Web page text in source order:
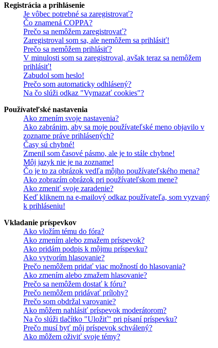
Registrácia a prihlásenie
Je vôbec potrebné sa zaregistrovať?
Čo znamená COPPA?
Prečo sa nemôžem zaregistrovať?
Zaregistroval som sa, ale nemôžem sa prihlásiť!
Prečo sa nemôžem prihlásiť?
V minulosti som sa zaregistroval, avšak teraz sa nemôžem
prihlásiť!
Zabudol som heslo!
Prečo som automaticky odhlásený?
Na čo slúži odkaz "Vymazať cookies"?
Používateľské nastavenia
Ako zmením svoje nastavenia?
Ako zabránim, aby sa moje používateľské meno objavilo v
zozname práve prihlásených?
Časy sú chybné!
Zmenil som časové pásmo, ale je to stále chybne!
Môj jazyk nie je na zozname!
Čo je to za obrázok vedľa môjho používateľského mena?
Ako zobrazím obrázok pri používateľskom mene?
Ako zmeniť svoje zaradenie?
Keď kliknem na e-mailový odkaz používateľa, som vyzvaný
k prihláseniu!
Vkladanie príspevkov
Ako vložím tému do fóra?
Ako zmením alebo zmažem príspevok?
Ako pridám podpis k môjmu príspevku?
Ako vytvorím hlasovanie?
Prečo nemôžem pridať viac možností do hlasovania?
Ako zmením alebo zmažem hlasovanie?
Prečo sa nemôžem dostať k fóru?
Prečo nemôžem pridávať prílohy?
Prečo som obdržal varovanie?
Ako môžem nahlásiť príspevok moderátorom?
Na čo slúži tlačítko "Uložiť" pri písaní príspevku?
Prečo musí byť môj príspevok schválený?
Ako môžem oživiť svoje témy?